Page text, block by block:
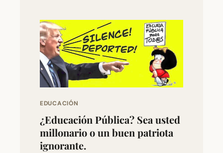
EDUCACIÓN
¿Educación Pública? Sea usted
millonario o un buen patriota
ignorante.